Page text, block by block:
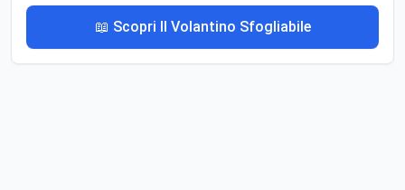
📖 Scopri Il Volantino Sfogliabile